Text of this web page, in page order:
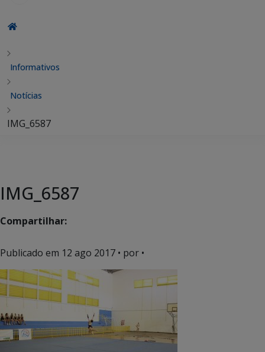
Informativos
Notícias
IMG_6587
IMG_6587
Compartilhar:
Publicado em 12 ago 2017 • por •